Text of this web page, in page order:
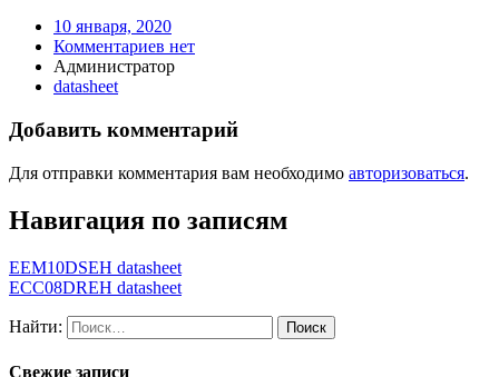
10 января, 2020
Комментариев нет
Администратор
datasheet
Добавить комментарий
Для отправки комментария вам необходимо авторизоваться.
Навигация по записям
EEM10DSEH datasheet
ECC08DREH datasheet
Найти:
Свежие записи